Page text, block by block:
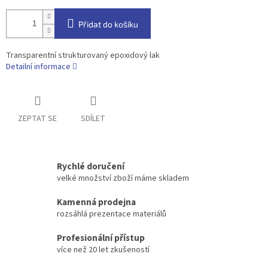
Přidat do košíku
Transparentní strukturovaný epoxidový lak
Detailní informace
ZEPTAT SE SDÍLET
Rychlé doručení
velké množství zboží máme skladem
Kamenná prodejna
rozsáhlá prezentace materiálů
Profesionální přístup
více než 20 let zkušeností